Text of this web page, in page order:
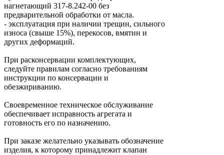
нагнетающий 317-8.242-00 без
предварительной обработки от масла.
- эксплуатация при наличии трещин, сильного
износа (свыше 15%), перекосов, вмятин и
других деформаций.
При расконсервации комплектующих,
следуйте правилам согласно требованиям
инструкции по консервации и
обезжириванию.
Своевременное техническое обслуживание
обеспечивает исправность агрегата и
готовность его по назначению.
При заказе желательно указывать обозначение
изделия, к которому принадлежит клапан